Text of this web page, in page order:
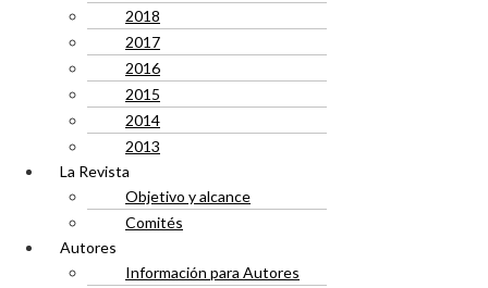
2018
2017
2016
2015
2014
2013
La Revista
Objetivo y alcance
Comités
Autores
Información para Autores